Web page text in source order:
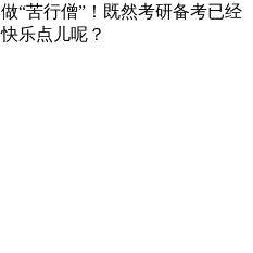
“苦行僧”！既然考研备考已经
乐点儿呢？